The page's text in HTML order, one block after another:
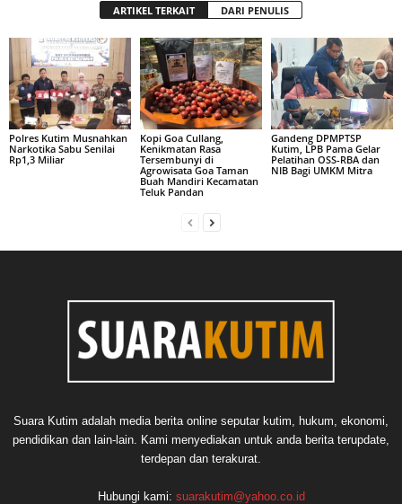
ARTIKEL TERKAIT DARI PENULIS
Polres Kutim Musnahkan
Narkotika Sabu Senilai
Rp1,3 Miliar
Kopi Goa Cullang,
Kenikmatan Rasa
Tersembunyi di
Agrowisata Goa Taman
Buah Mandiri Kecamatan
Teluk Pandan
Gandeng DPMPTSP
Kutim, LPB Pama Gelar
Pelatihan OSS-RBA dan
NIB Bagi UMKM Mitra
Suara Kutim adalah media berita online seputar kutim, hukum, ekonomi,
pendidikan dan lain-lain. Kami menyediakan untuk anda berita terupdate,
terdepan dan terakurat.
Hubungi kami: suarakutim@yahoo.co.id